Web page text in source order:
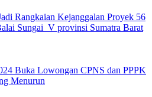
Rangkaian Kejanggalan Proyek 56
Sungai V provinsi Sumatra Barat
Buka Lowongan CPNS dan PPPK
Menurun